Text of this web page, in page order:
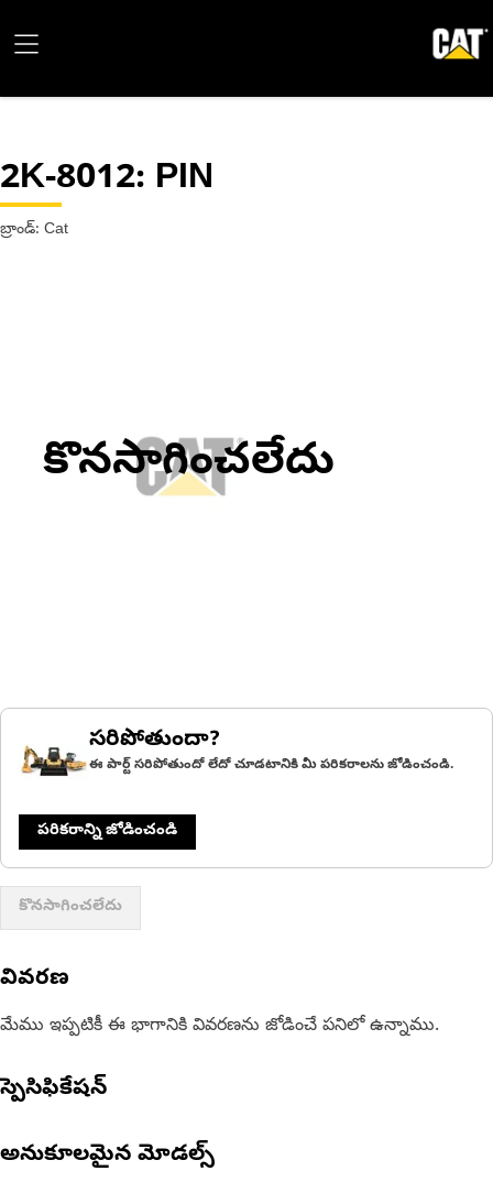
2K-8012: PIN
బ్రాండ్: Cat
కొనసాగించలేదు
సరిపోతుందా?
ఈ పార్ట్ సరిపోతుందో లేదో చూడటానికి మీ పరికరాలను జోడించండి.
పరికరాన్ని జోడించండి
కొనసాగించలేదు
వివరణ
మేము ఇప్పటికీ ఈ భాగానికి వివరణను జోడించే పనిలో ఉన్నాము.
స్పెసిఫికేషన్
అనుకూలమైన మోడల్స్